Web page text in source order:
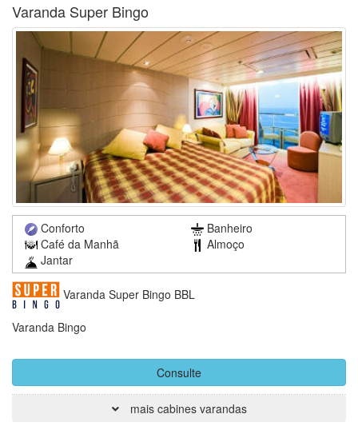
Varanda Super Bingo
Conforto
Banheiro
Café da Manhã
Almoço
Jantar
Varanda Super Bingo BBL
Varanda Bingo
Consulte
mais cabines varandas